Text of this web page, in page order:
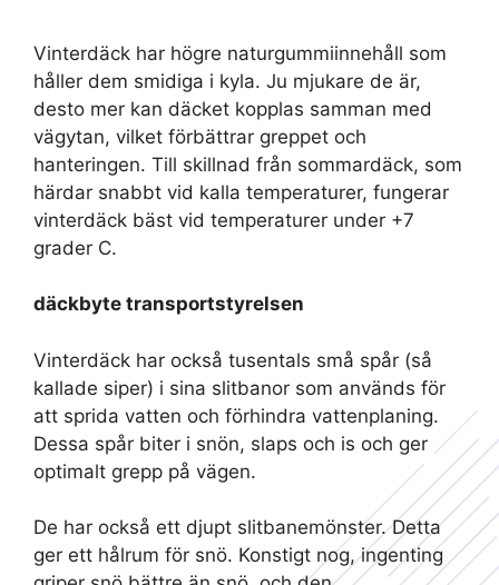
Vinterdäck har högre naturgummiinnehåll som
håller dem smidiga i kyla. Ju mjukare de är,
desto mer kan däcket kopplas samman med
vägytan, vilket förbättrar greppet och
hanteringen. Till skillnad från sommardäck, som
härdar snabbt vid kalla temperaturer, fungerar
vinterdäck bäst vid temperaturer under +7
grader C.
däckbyte transportstyrelsen
Vinterdäck har också tusentals små spår (så
kallade siper) i sina slitbanor som används för
att sprida vatten och förhindra vattenplaning.
Dessa spår biter i snön, slaps och is och ger
optimalt grepp på vägen.
De har också ett djupt slitbanemönster. Detta
ger ett hålrum för snö. Konstigt nog, ingenting